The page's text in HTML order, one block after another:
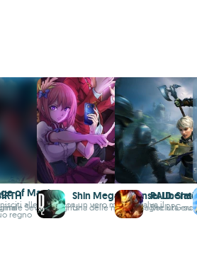
Seven Knights
of Magic
alle forze con un vero mago e salva il
regno
Shin Megami Tensei
Una delle migliori saghe RPG su
RAID:
Recluta